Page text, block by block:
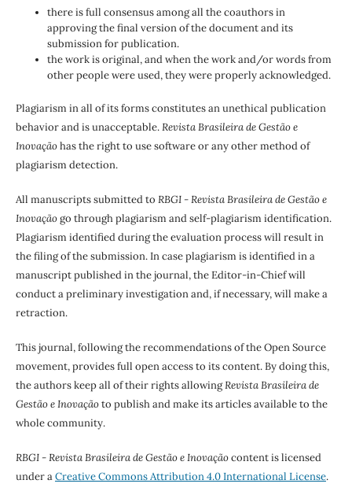
there is full consensus among all the coauthors in
approving the final version of the document and its
submission for publication.
the work is original, and when the work and/or words from
other people were used, they were properly acknowledged.
Plagiarism in all of its forms constitutes an unethical publication
behavior and is unacceptable.Revista Brasileira de Gestão e
Inovaçãohas the right to use software or any other method of
plagiarism detection.
All manuscripts submitted to RBGI - Revista Brasileira de Gestão e
Inovaçãogo through plagiarism and self-plagiarism identification.
Plagiarism identified during the evaluation process will result in
the filing of the submission. In case plagiarism is identified in a
manuscript published in the journal, the Editor-in-Chief will
conduct a preliminary investigation and, if necessary, will make a
retraction.
This journal, following the recommendations of the Open Source
movement, provides full open access to its content. By doing this,
the authors keep all of their rights allowingRevista Brasileira de
Gestão e Inovaçãoto publish and make its articles available to the
whole community.
RBGI - Revista Brasileira de Gestão e Inovaçãocontent is licensed
under aCreative Commons Attribution 4.0 International License.